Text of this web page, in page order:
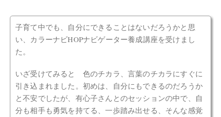
子育て中でも、自分にできることはないだろうかと思
い、カラーナビHOPナビゲーター養成講座を受けまし
た。
いざ受けてみると 色のチカラ、言葉のチカラにすぐに
引き込まれました。初めは、自分にもできるのだろうか
と不安でしたが、有心子さんとのセッションの中で、自
分も相手も勇気を持てる、一歩踏み出せる、そんな感覚